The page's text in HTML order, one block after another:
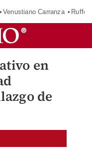
Venustiano Carranza Ruffo
en
de